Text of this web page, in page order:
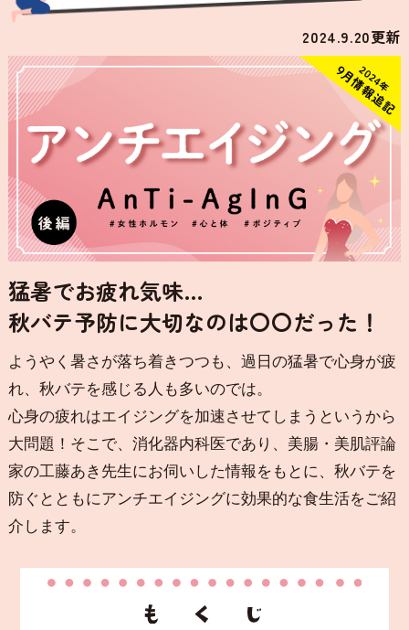
2024.9.20更新
猛暑でお疲れ気味…
秋バテ予防に大切なのは〇〇だった！
ようやく暑さが落ち着きつつも、過日の猛暑で心身が疲
れ、秋バテを感じる人も多いのでは。
心身の疲れはエイジングを加速させてしまうというから
大問題！そこで、消化器内科医であり、美腸・美肌評論
家の工藤あき先生にお伺いした情報をもとに、秋バテを
防ぐとともにアンチエイジングに効果的な食生活をご紹
介します。